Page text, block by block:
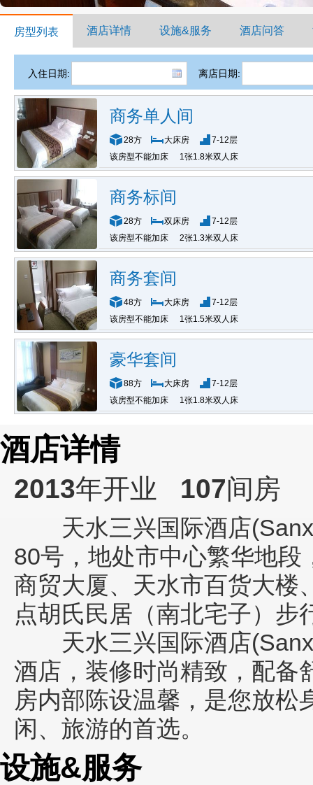
房型列表 酒店详情 设施&服务 酒店问答
入住日期: 离店日期:
商务单人间
28方 大床房
7-12层
该房型不能加床
1张1.8米双人床
商务标间
28方 双床房
7-12层
该房型不能加床
2张1.3米双人床
商务套间
48方 大床房
7-12层
该房型不能加床
1张1.5米双人床
豪华套间
88方 大床房
7-12层
该房型不能加床
1张1.8米双人床
酒店详情
2013年开业 107间房
天水三兴国际酒店
80号，地处市中心繁华地
商贸大厦、天水市百货大楼
点胡氏民居（南北宅子）步
天水三兴国际酒店
酒店，装修时尚精致，配备
房内部陈设温馨，是您放松
闲、旅游的首选。
设施&服务